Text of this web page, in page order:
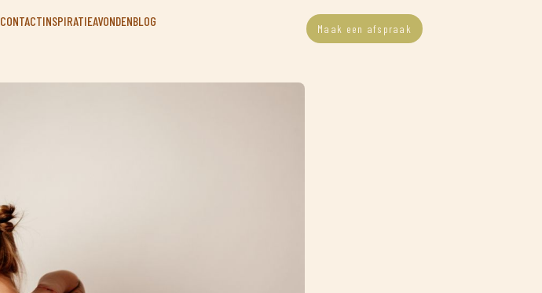
CONTACTINSPIRATIEAVONDENBLOG
Maak een afspraak